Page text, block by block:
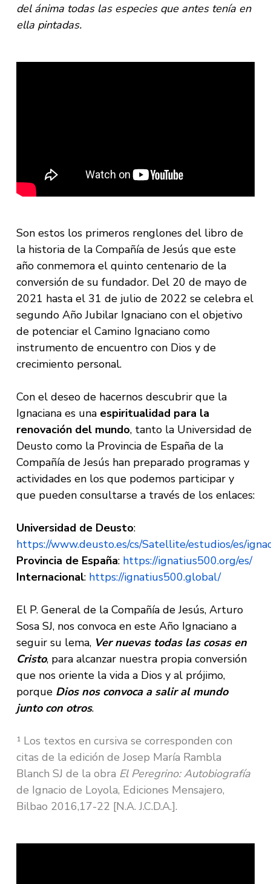
del ánima todas las especies que antes tenía en
ella pintadas.
Son estos los primeros renglones del libro de
la historia de la Compañía de Jesús que este
año conmemora el quinto centenario de la
conversión de su fundador. Del 20 de mayo de
2021 hasta el 31 de julio de 2022 se celebra el
segundo Año Jubilar Ignaciano con el objetivo
de potenciar el Camino Ignaciano como
instrumento de encuentro con Dios y de
crecimiento personal.
Con el deseo de hacernos descubrir que la
Ignaciana es una espiritualidad para la
renovación del mundo, tanto la Universidad de
Deusto como la Provincia de España de la
Compañía de Jesús han preparado programas y
actividades en los que podemos participar y
que pueden consultarse a través de los enlaces:
Universidad de Deusto:
https://www.deusto.es/cs/Satellite/estudios/es/
Provincia de España: https://ignatius500.org/es/
Internacional: https://ignatius500.global/
El P. General de la Compañía de Jesús, Arturo
Sosa SJ, nos convoca en este Año Ignaciano a
seguir su lema, Ver nuevas todas las cosas en
Cristo, para alcanzar nuestra propia conversión
que nos oriente la vida a Dios y al prójimo,
porque Dios nos convoca a salir al mundo
junto con otros.
¹ Los textos en cursiva se corresponden con
citas de la edición de Josep María Rambla
Blanch SJ de la obra El Peregrino: Autobiografía
de Ignacio de Loyola, Ediciones Mensajero,
Bilbao 2016,17-22 [N.A. J.C.D.A.].